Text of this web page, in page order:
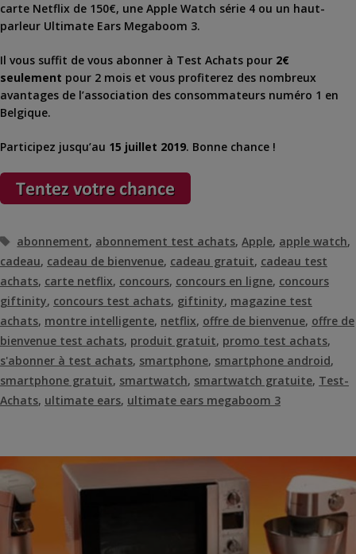
carte Netflix de 150€, une Apple Watch série 4 ou un haut-
parleur Ultimate Ears Megaboom 3.
Il vous suffit de vous abonner à Test Achats pour 2€
seulement pour 2 mois et vous profiterez des nombreux
avantages de l’association des consommateurs numéro 1 en
Belgique.
Participez jusqu’au 15 juillet 2019. Bonne chance !
Étiquettes
abonnement, abonnement test achats,Apple, apple watch,
cadeau, cadeau de bienvenue, cadeau gratuit, cadeau test
achats, carte netflix, concours, concours en ligne, concours
giftinity, concours test achats, giftinity, magazine test
achats, montre intelligente, netflix, offre de bienvenue, offre de
bienvenue test achats, produit gratuit, promo test achats,
s'abonner à test achats, smartphone, smartphone android,
smartphone gratuit, smartwatch, smartwatch gratuite, Test-
Achats, ultimate ears, ultimate ears megaboom 3